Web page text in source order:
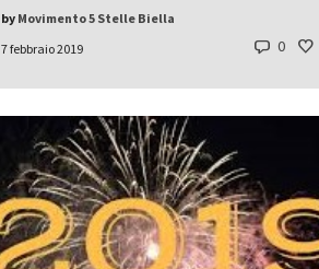
7 febbraio 2019
by Movimento 5 Stelle Biella
0